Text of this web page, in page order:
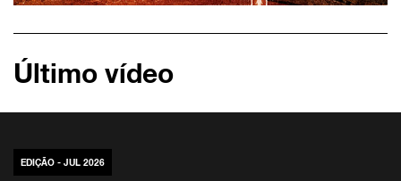
Último vídeo
EDIÇÃO - JUL 2026